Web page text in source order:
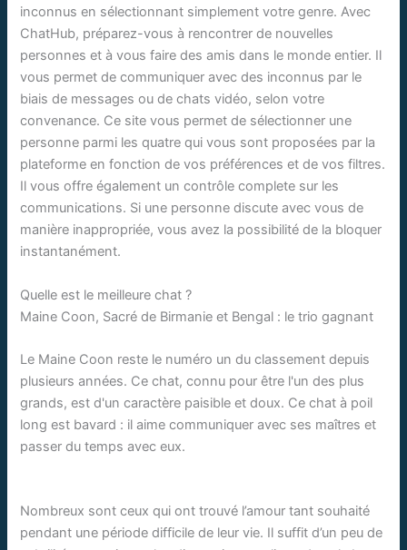
inconnus en sélectionnant simplement votre genre. Avec
ChatHub, préparez-vous à rencontrer de nouvelles
personnes et à vous faire des amis dans le monde entier. Il
vous permet de communiquer avec des inconnus par le
biais de messages ou de chats vidéo, selon votre
convenance. Ce site vous permet de sélectionner une
personne parmi les quatre qui vous sont proposées par la
plateforme en fonction de vos préférences et de vos filtres.
Il vous offre également un contrôle complete sur les
communications. Si une personne discute avec vous de
manière inappropriée, vous avez la possibilité de la bloquer
instantanément.
Quelle est le meilleure chat ?
Maine Coon, Sacré de Birmanie et Bengal : le trio gagnant
Le Maine Coon reste le numéro un du classement depuis
plusieurs années. Ce chat, connu pour être l'un des plus
grands, est d'un caractère paisible et doux. Ce chat à poil
long est bavard : il aime communiquer avec ses maîtres et
passer du temps avec eux.
Nombreux sont ceux qui ont trouvé l’amour tant souhaité
pendant une période difficile de leur vie. Il suffit d’un peu de